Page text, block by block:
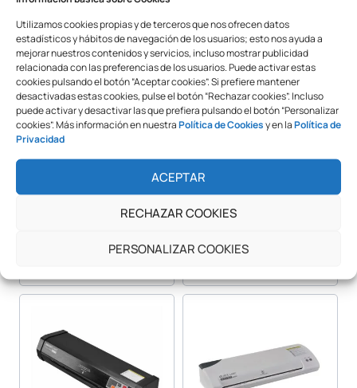
Utilizamos cookies propias y de terceros que nos ofrecen datos
estadísticos y hábitos de navegación de los usuarios; esto nos ayuda a
mejorar nuestros contenidos y servicios, incluso mostrar publicidad
relacionada con las preferencias de los usuarios. Puede activar estas
cookies pulsando el botón “Aceptar cookies”. Si prefiere mantener
desactivadas estas cookies, pulse el botón “Rechazar cookies”. Incluso
puede activar y desactivar las que prefiera pulsando el botón “Personalizar
cookies”. Más información en nuestraPolítica de Cookiesy en laPolítica de
Privacidad
ACEPTAR
RECHAZAR COOKIES
PERSONALIZAR COOKIES
Productos Relacionados
Publicitario Deslizante